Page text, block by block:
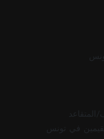
في تونس